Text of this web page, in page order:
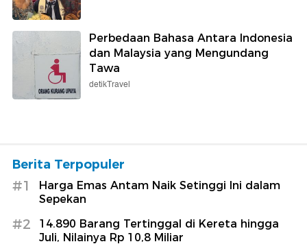
Perbedaan Bahasa Antara Indonesia
dan Malaysia yang Mengundang
Tawa
detikTravel
Berita Terpopuler
#1
Harga Emas Antam Naik Setinggi Ini dalam
Sepekan
#2
14.890 Barang Tertinggal di Kereta hingga
Juli, Nilainya Rp 10,8 Miliar